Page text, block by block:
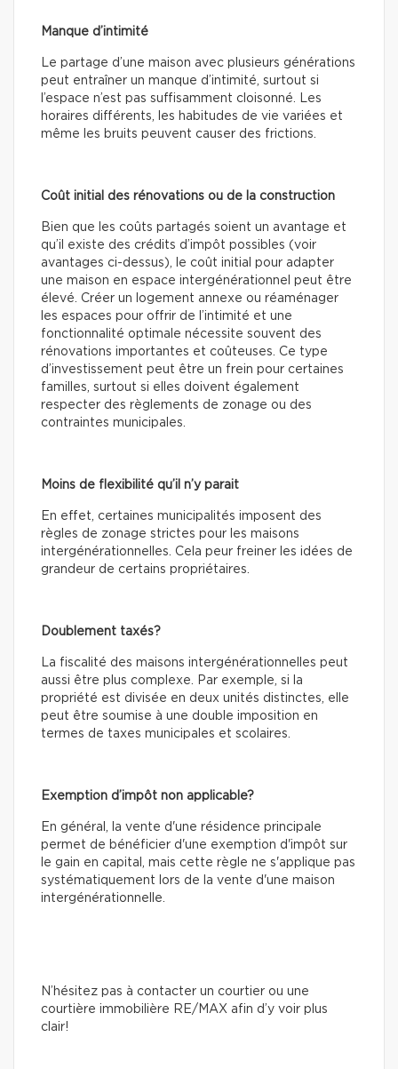
Manque d’intimité
Le partage d’une maison avec plusieurs générations
peut entraîner un manque d’intimité, surtout si
l’espace n’est pas suffisamment cloisonné. Les
horaires différents, les habitudes de vie variées et
même les bruits peuvent causer des frictions.
Coût initial des rénovations ou de la construction
Bien que les coûts partagés soient un avantage et
qu’il existe des crédits d’impôt possibles (voir
avantages ci-dessus), le coût initial pour adapter
une maison en espace intergénérationnel peut être
élevé. Créer un logement annexe ou réaménager
les espaces pour offrir de l’intimité et une
fonctionnalité optimale nécessite souvent des
rénovations importantes et coûteuses. Ce type
d’investissement peut être un frein pour certaines
familles, surtout si elles doivent également
respecter des règlements de zonage ou des
contraintes municipales.
Moins de flexibilité qu’il n’y parait
En effet, certaines municipalités imposent des
règles de zonage strictes pour les maisons
intergénérationnelles. Cela peur freiner les idées de
grandeur de certains propriétaires.
Doublement taxés?
La fiscalité des maisons intergénérationnelles peut
aussi être plus complexe. Par exemple, si la
propriété est divisée en deux unités distinctes, elle
peut être soumise à une double imposition en
termes de taxes municipales et scolaires.
Exemption d’impôt non applicable?
En général, la vente d'une résidence principale
permet de bénéficier d'une exemption d'impôt sur
le gain en capital, mais cette règle ne s'applique pas
systématiquement lors de la vente d'une maison
intergénérationnelle.
N’hésitez pas à contacter un courtier ou une
courtière immobilière RE/MAX afin d’y voir plus
clair!